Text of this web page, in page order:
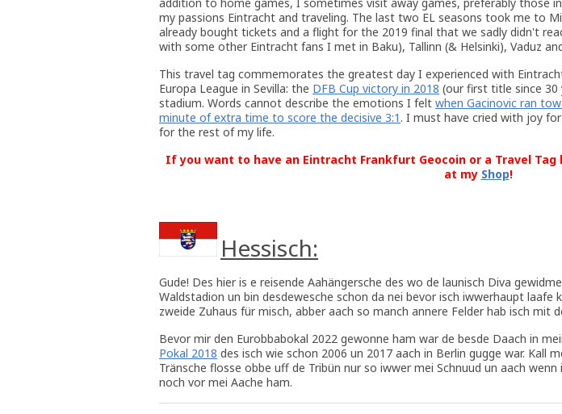
my passions Eintracht and traveling. The last two EL seasons took me to
already bought tickets and a flight for the 2019 final that we sadly didn't
with some other Eintracht fans I met in Baku), Tallinn (& Helsinki), Vaduz
This travel tag commemorates the greatest day I experienced with
Europa League in Sevilla: the DFB Cup victory in 2018 (our first title since 30
stadium. Words cannot describe the emotions I felt when Gacinovic ran
minute of extra time to score the decisive 3:1. I must have cried with joy
for the rest of my life.
If you want to have an Eintracht Frankfurt Geocoin or a Travel
at my Shop!
Hessisch:
Gude! Des hier is e reisende Aahängersche des wo de launisch Diva
Waldstadion un bin desdewesche schon da nei bevor isch iwwerhaupt
zweide Zuhaus für misch, abber aach so manch annere Felder hab isch mit
Bevor mir den Eurobbabokal 2022 gewonne ham war de besde Daach in
Pokal 2018 des isch wie schon 2006 un 2017 aach in Berlin gugge war. Kall
Tränsche flosse obbe uff de Tribün nur so iwwer mei Schnuud un aach
noch vor mei Aache ham.